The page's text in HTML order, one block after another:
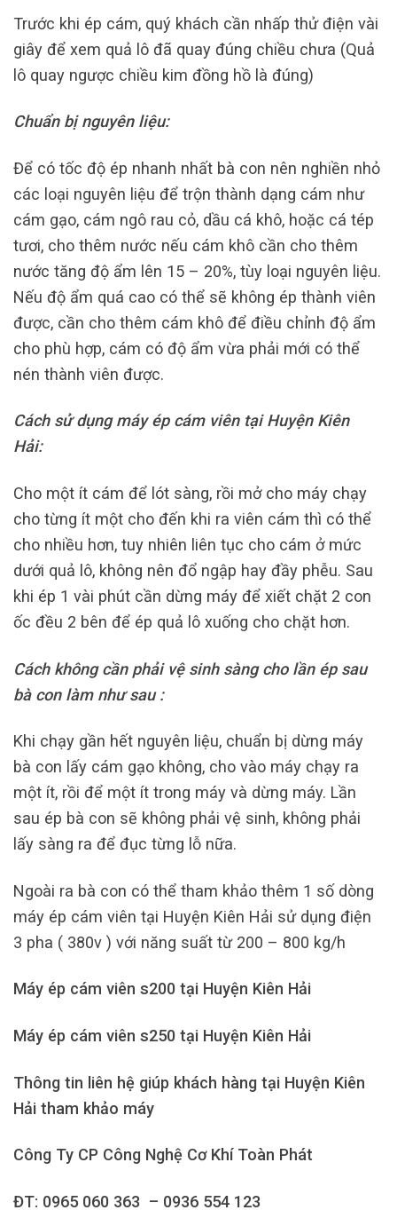
Trước khi ép cám, quý khách cần nhấp thử điện vài
giây để xem quả lô đã quay đúng chiều chưa (Quả
lô quay ngược chiều kim đồng hồ là đúng)
Chuẩn bị nguyên liệu:
Để có tốc độ ép nhanh nhất bà con nên nghiền nhỏ
các loại nguyên liệu để trộn thành dạng cám như
cám gạo, cám ngô rau cỏ, dầu cá khô, hoặc cá tép
tươi, cho thêm nước nếu cám khô cần cho thêm
nước tăng độ ẩm lên 15 – 20%, tùy loại nguyên liệu.
Nếu độ ẩm quá cao có thể sẽ không ép thành viên
được, cần cho thêm cám khô để điều chỉnh độ ẩm
cho phù hợp, cám có độ ẩm vừa phải mới có thể
nén thành viên được.
Cách sử dụng máy ép cám viên tại Huyện Kiên
Hải:
Cho một ít cám để lót sàng, rồi mở cho máy chạy
cho từng ít một cho đến khi ra viên cám thì có thể
cho nhiều hơn, tuy nhiên liên tục cho cám ở mức
dưới quả lô, không nên đổ ngập hay đầy phễu. Sau
khi ép 1 vài phút cần dừng máy để xiết chặt 2 con
ốc đều 2 bên để ép quả lô xuống cho chặt hơn.
Cách không cần phải vệ sinh sàng cho lần ép sau
bà con làm như sau :
Khi chạy gần hết nguyên liệu, chuẩn bị dừng máy
bà con lấy cám gạo không, cho vào máy chạy ra
một ít, rồi để một ít trong máy và dừng máy. Lần
sau ép bà con sẽ không phải vệ sinh, không phải
lấy sàng ra để đục từng lỗ nữa.
Ngoài ra bà con có thể tham khảo thêm 1 số dòng
máy ép cám viên tại Huyện Kiên Hải sử dụng điện
3 pha ( 380v ) với năng suất từ 200 – 800 kg/h
Máy ép cám viên s200 tại Huyện Kiên Hải
Máy ép cám viên s250 tại Huyện Kiên Hải
Thông tin liên hệ giúp khách hàng tại Huyện Kiên
Hải tham khảo máy
Công Ty CP Công Nghệ Cơ Khí Toàn Phát
ĐT: 0965 060 363 – 0936 554 123